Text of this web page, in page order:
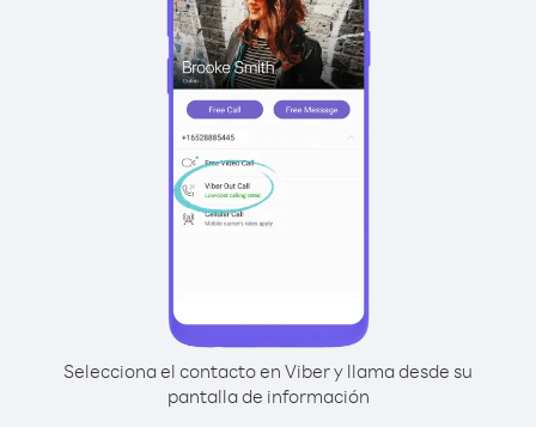
Selecciona el contacto en Viber y llama desde su
pantalla de información